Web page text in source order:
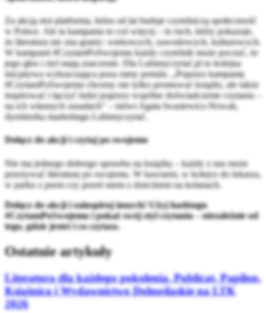
Za akcją stoi platforma, która od lat buduje czytelniczą społeczność
w Polsce. Ale ta kampania to coś więcej – to ruch, który pokazuje,
że literatura nie zna granic: wiekowych, zawodowych, kulturowych.
W kampanii #CzytamPoSwojemu każdy czytelnik może poczuć, że
jego głos i styl mają znaczenie. Dla Lubimyczytać.pl to kolejna
inicjatywa wykraczająca poza ramy portalu. „Poprzez kampanię
#CzytamPoSwojemu chcemy nie tylko promować książki, ale także
inspirować i łączyć ludzi poprzez wspólne doświadczenie czytania –
na ich własnych zasadach” – mówi Agata Iwasiewicz-Nowak,
dyrektorka marketingu Lubimyczytać.
Dołącz do akcji i czytaj po swojemu
Nie ma jednego dobrego sposobu na książkę – każdy z nas może
przeżywać literaturę po swojemu. W kawiarni, w kolejce do lekarza,
w parku z psem czy przed snem z dzieckiem na kolanach.
Dołącz do akcji i zainspiruj innych! Użyj hashtagu
#CzytamPoSwojemu i pokaż swój styl czytania – niezależnie od
tego, gdzie jesteś i co czytasz.
Ostatnie artykuły
Literatura dla każdego pokolenia. Publicat, Papilon,
Książnica i Wydawnictwo Dolnośląskie na LTK
2026